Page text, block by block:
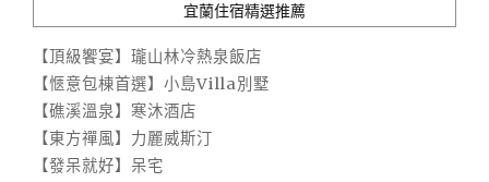
宜蘭住宿精選推薦
【頂級饗宴】瓏山林冷熱泉飯店
【愜意包棟首選】小島Villa別墅
【礁溪溫泉】寒沐酒店
【東方禪風】力麗威斯汀
【發呆就好】呆宅